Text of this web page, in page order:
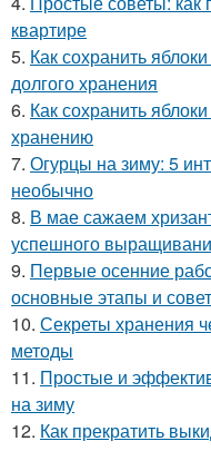
квартире
5. Как сохранить
долгого хранения
6. Как сохранить
хранению
7. Огурцы на зиму: 5
необычно
8. В мае сажаем
успешного
9. Первые осенние
основные этапы и
10. Секреты хранения
методы
11. Простые и
на зиму
12. Как прекратить